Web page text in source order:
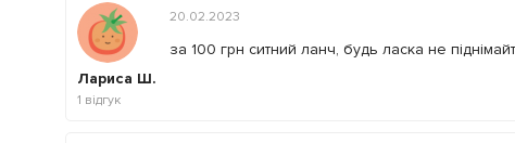
Лариса Ш.
1 відгук
20.02.2023
за 100 грн ситний ланч, будь ласка не